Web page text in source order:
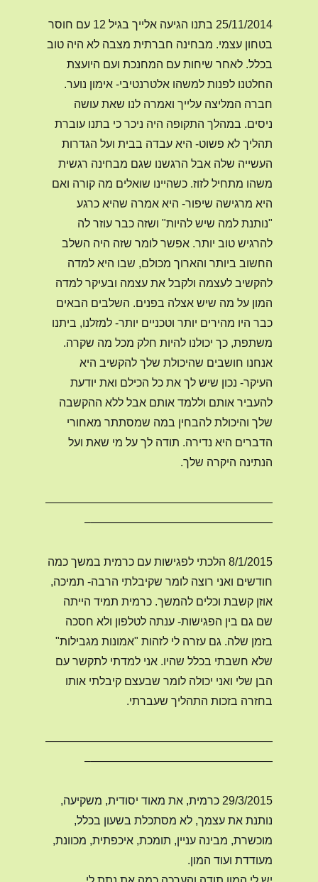
25/11/2014 בתנו הגיעה אלייך בגיל 12 עם חוסר
בטחון עצמי. מבחינה חברתית מצבה לא היה טוב
בכלל. לאחר שיחות עם המחנכת ועם היועצת
החלטנו לפנות למשהו אלטרנטיבי- אימון נוער.
חברה המליצה עלייך ואמרה לנו שאת עושה
ניסים. במהלך התקופה היה ניכר כי בתנו עוברת
תהליך לא פשוט- היא עבדה בבית ועל הגדרות
העשייה שלה אבל הרגשנו שגם מבחינה רגשית
משהו מתחיל לזוז. כשהיינו שואלים מה קורה ואם
היא מרגישה שיפור- היא אמרה שהיא כרגע
"נותנת למה שיש להיות" ושזה כבר עוזר לה
להרגיש טוב יותר. אפשר לומר שזה היה השלב
החשוב ביותר והארוך מכולם, שבו היא למדה
להקשיב לעצמה ולקבל את עצמה ובעיקר למדה
המון על מה שיש אצלה בפנים. השלבים הבאים
כבר היו מהירים יותר וטכניים יותר- למזלנו, ביתנו
משתפת, כך יכולנו להיות חלק מכל מה שקרה.
אנחנו חושבים שהיכולת שלך להקשיב היא
העיקר- נכון שיש לך את כל הכילם ואת יודעת
להעביר אותם וללמד אותם אבל ללא ההקשבה
שלך והיכולת להבחין במה שמסתתר מאחורי
הדברים היא נדירה. תודה לך על מי שאת ועל
הנתינה היקרה שלך.
————————————————————
————————————————–
8/1/2015 הלכתי לפגישות עם כרמית במשך כמה
חודשים ואני רוצה לומר שקיבלתי הרבה- תמיכה,
אוזן קשבת וכלים להמשך. כרמית תמיד הייתה
שם גם בין הפגישות- ענתה לטלפון ולא חסכה
בזמן שלה. גם עזרה לי לזהות "אמונות מגבילות"
שלא חשבתי בכלל שהיו. אני למדתי לתקשר עם
הבן שלי ואני יכולה לומר שבעצם קיבלתי אותו
בחזרה בזכות התהליך שעברתי.
————————————————————
————————————————–
29/3/2015 כרמית, את מאוד יסודית, משקיעה,
נותנת את עצמך, לא מסתכלת בשעון בכלל,
מוכשרת, מבינה עניין, תומכת, איכפתית, מכוונת,
מעודדת ועוד המון.